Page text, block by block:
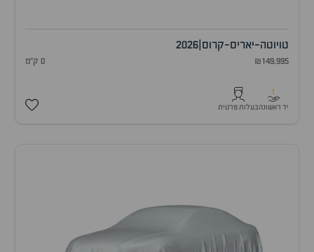
טויוטה-יאריס-קרוס 2026
₪149,995 0 ק"מ
1
יד ראשונהבעלות פרטית